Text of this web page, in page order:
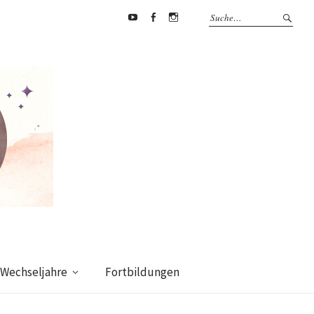
Wechseljahre Fortbildungen